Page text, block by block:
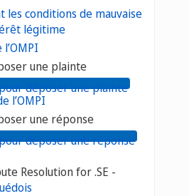
les conditions de mauvaise
légitime
une plainte
l’OMPI
une réponse
Resolution for .SE -